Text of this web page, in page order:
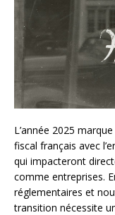
L’année 2025
fiscal français avec
qui impacteront
comme entreprises.
réglementaires et
transition nécessite